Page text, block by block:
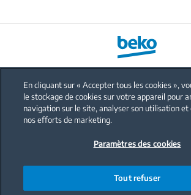
FAQ
Protection données personnelles
Mentions légales
Nous contacter
Code de conduite
En cliquant sur « Accepter tous les cookies »,
le stockage de cookies sur votre appareil pour
navigation sur le site, analyser son utilisation et
nos efforts de marketing.
Paramètres des cookies
Tout refuser